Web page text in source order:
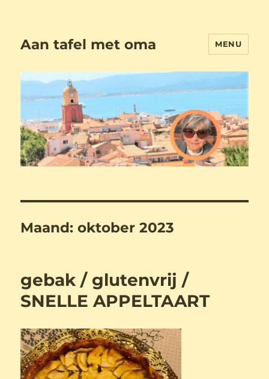
Aan tafel met oma MENU
Maand:oktober 2023
gebak / glutenvrij /
SNELLE APPELTAART